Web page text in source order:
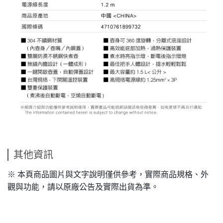
其他資訊
※ 本頁商品圖片與文字說明僅供參考，實際商品規格、外
觀與功能，請以原廠公告及實際出貨為準。